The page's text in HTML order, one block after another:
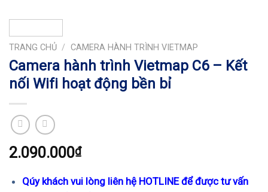
TRANG CHỦ / CAMERA HÀNH TRÌNH VIETMAP
Camera hành trình Vietmap C6 – Kết
nối Wifi hoạt động bền bỉ
2.090.000₫
Qúy khách vui lòng liên hệ HOTLINE để được tư vấn